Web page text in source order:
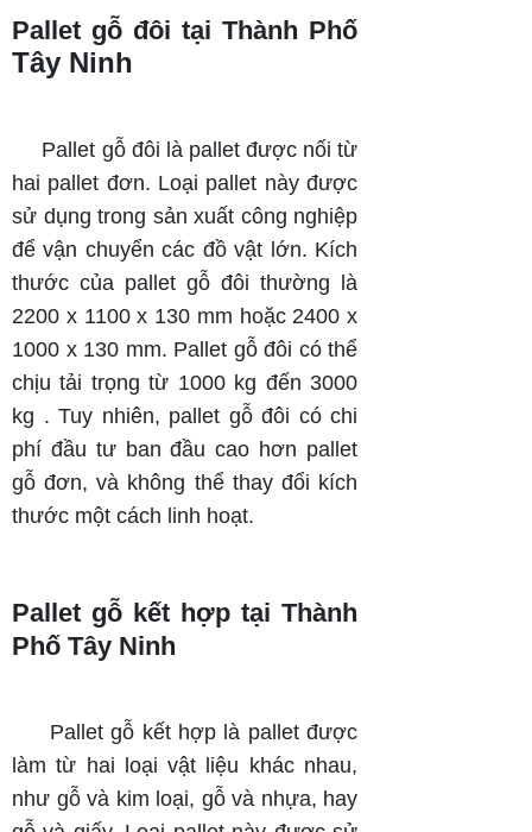
Pallet gỗ đôi tại Thành Phố
Tây Ninh
Pallet gỗ đôi là pallet được nối từ
hai pallet đơn. Loại pallet này được
sử dụng trong sản xuất công nghiệp
để vận chuyển các đồ vật lớn. Kích
thước của pallet gỗ đôi thường là
2200 x 1100 x 130 mm hoặc 2400 x
1000 x 130 mm. Pallet gỗ đôi có thể
chịu tải trọng từ 1000 kg đến 3000
kg . Tuy nhiên, pallet gỗ đôi có chi
phí đầu tư ban đầu cao hơn pallet
gỗ đơn, và không thể thay đổi kích
thước một cách linh hoạt.
Pallet gỗ kết hợp tại Thành
Phố Tây Ninh
Pallet gỗ kết hợp là pallet được
làm từ hai loại vật liệu khác nhau,
như gỗ và kim loại, gỗ và nhựa, hay